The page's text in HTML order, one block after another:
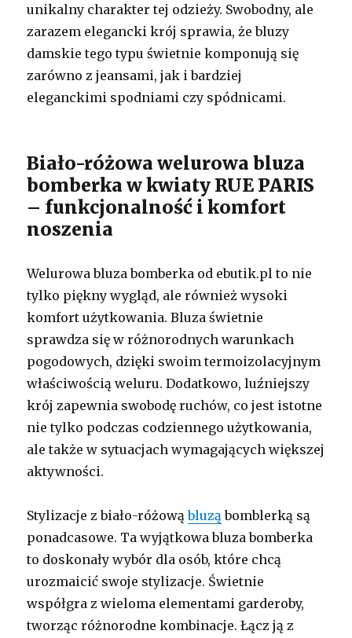
unikalny charakter tej odzieży. Swobodny, ale
zarazem elegancki krój sprawia, że bluzy
damskie tego typu świetnie komponują się
zarówno z jeansami, jak i bardziej
eleganckimi spodniami czy spódnicami.
Biało-różowa welurowa bluza
bomberka w kwiaty RUE PARIS
– funkcjonalność i komfort
noszenia
Welurowa bluza bomberka od ebutik.pl to nie
tylko piękny wygląd, ale również wysoki
komfort użytkowania. Bluza świetnie
sprawdza się w różnorodnych warunkach
pogodowych, dzięki swoim termoizolacyjnym
właściwością weluru. Dodatkowo, luźniejszy
krój zapewnia swobodę ruchów, co jest istotne
nie tylko podczas codziennego użytkowania,
ale także w sytuacjach wymagających większej
aktywności.
Stylizacje z biało-różowąbluzą bomblerką są
ponadcasowe. Ta wyjątkowa bluza bomberka
to doskonały wybór dla osób, które chcą
urozmaicić swoje stylizacje. Świetnie
współgra z wieloma elementami garderoby,
tworząc różnorodne kombinacje. Łącz ją z